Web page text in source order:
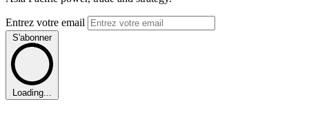
Entrez votre email
S'abonner
Loading...